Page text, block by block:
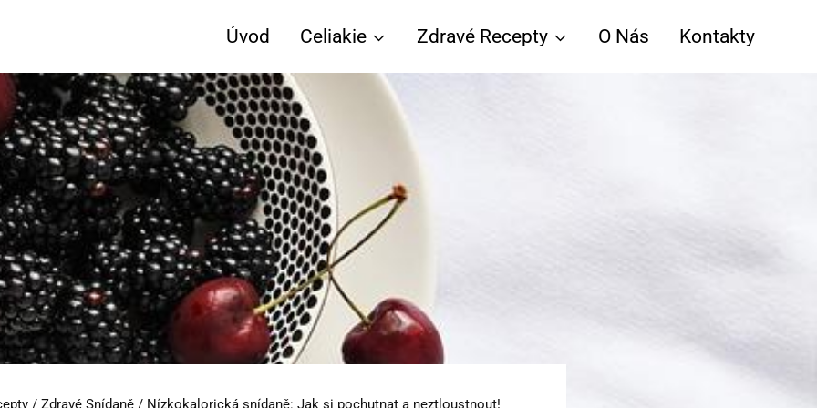
Úvod Celiakie Zdravé Recepty O Nás Kontakty
/ Zdravé Snídaně / Nízkokalorická snídaně: Jak si pochutnat a neztloustnout!